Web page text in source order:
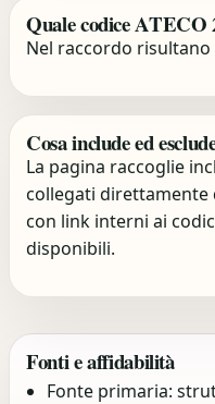
Quale codice ATECO
Nel raccordo risultano
Cosa include ed
La pagina raccoglie
collegati direttamente
con link interni ai
disponibili.
Fonti e affidabilità
Fonte primaria: